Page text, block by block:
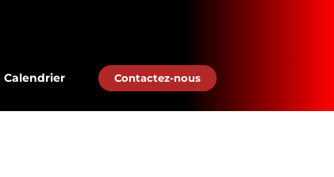
Calendrier Contactez-nous